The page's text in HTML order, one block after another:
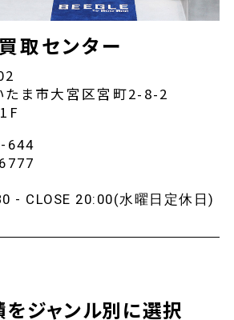
取センター
たま市大宮区宮町2-8-2
644
- CLOSE 20:00(水曜日定休日)
ジャンル別に選択